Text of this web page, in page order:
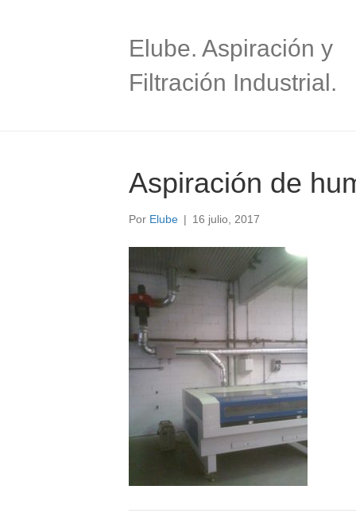
Elube. Aspiración y
Filtración Industrial.
Aspiración de
Por Elube | 16 julio, 2017